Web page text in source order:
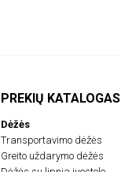
PREKIŲ KATALOGAS
Dėžės
Transportavimo dėžės
Greito uždarymo dėžės